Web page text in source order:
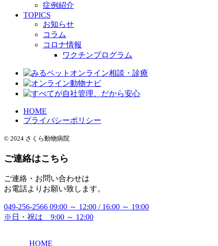
症例紹介
TOPICS
お知らせ
コラム
コロナ情報
ワクチンプログラム
HOME
プライバシーポリシー
© 2024 さくら動物病院
ご連絡はこちら
ご連絡・お問い合わせは
お電話よりお願い致します。
049-256-2566 09:00 ～ 12:00 / 16:00 ～ 19:00
※日・祝は 9:00 ～ 12:00
HOME